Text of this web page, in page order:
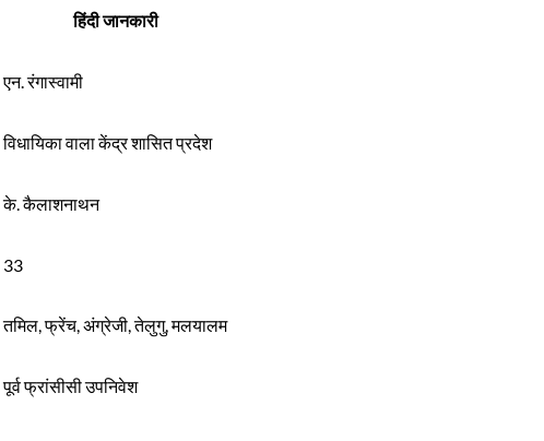
हिंदी जानकारी
एन. रंगास्वामी
विधायिका वाला केंद्र शासित प्रदेश
के. कैलाशनाथन
33
तमिल, फ्रेंच, अंग्रेजी, तेलुगु, मलयालम
पूर्व फ्रांसीसी उपनिवेश